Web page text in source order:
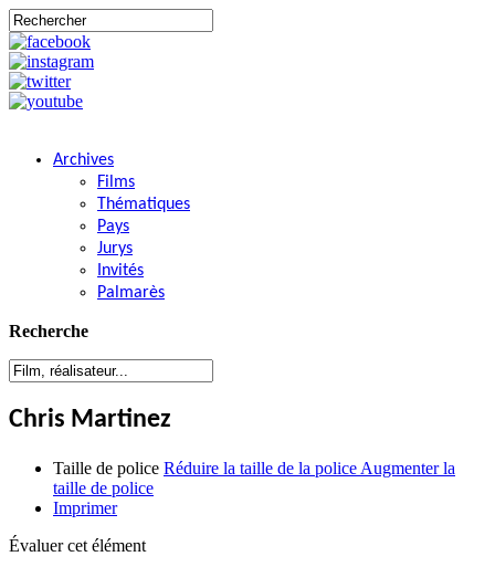
Archives
Films
Thématiques
Pays
Jurys
Invités
Palmarès
Recherche
Chris Martinez
Taille de police Réduire la taille de la police Augmenter la
taille de police
Imprimer
Évaluer cet élément